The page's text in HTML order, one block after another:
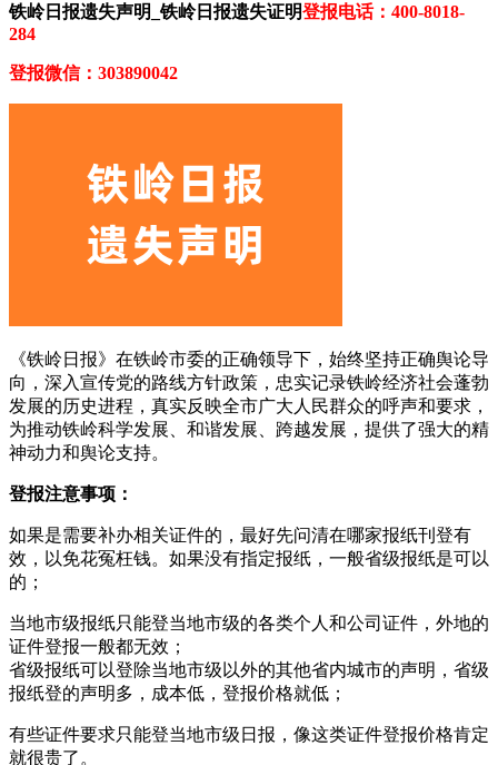
铁岭日报遗失声明_铁岭日报遗失证明登报电话：400-8018-
284
登报微信：303890042
《铁岭日报》在铁岭市委的正确领导下，始终坚持正确舆论导
向，深入宣传党的路线方针政策，忠实记录铁岭经济社会蓬勃
发展的历史进程，真实反映全市广大人民群众的呼声和要求，
为推动铁岭科学发展、和谐发展、跨越发展，提供了强大的精
神动力和舆论支持。
登报注意事项：
如果是需要补办相关证件的，最好先问清在哪家报纸刊登有
效，以免花冤枉钱。如果没有指定报纸，一般省级报纸是可以
的；
当地市级报纸只能登当地市级的各类个人和公司证件，外地的
证件登报一般都无效；
省级报纸可以登除当地市级以外的其他省内城市的声明，省级
报纸登的声明多，成本低，登报价格就低；
有些证件要求只能登当地市级日报，像这类证件登报价格肯定
就很贵了。